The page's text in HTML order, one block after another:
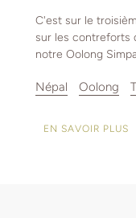
C'est sur le
sur les contreforts
notre Oolong
Népal Oolong
EN SAVOIR PLUS